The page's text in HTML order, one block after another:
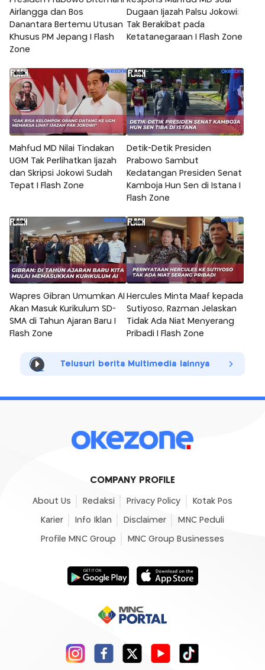
Airlangga dan Bos
Danantara Bertemu Utusan
Khusus PM Jepang | Flash
Zone
Dugaan Ijazah Palsu Jokowi:
Tak Berakibat pada
Ketatanegaraan | Flash Zone
Mahfud MD Nilai Tindakan
UGM Tak Perlihatkan Ijazah
dan Skripsi Jokowi Sudah
Tepat | Flash Zone
Detik-Detik Presiden
Prabowo Sambut
Kedatangan Presiden Senat
Kamboja Hun Sen di Istana |
Flash Zone
Wapres Gibran Umumkan AI
Akan Masuk Kurikulum SD-
SMA di Tahun Ajaran Baru |
Flash Zone
Hercules Minta Maaf kepada
Sutiyoso, Razman Jelaskan
Tidak Ada Niat Menyerang
Pribadi | Flash Zone
Telusuri berita Multimedia lainnya
COMPANY PROFILE
About Us Redaksi Privacy Policy Kotak Pos
Karier Info Iklan Disclaimer MNC Peduli
Profile MNC Group MNC Group Businesses